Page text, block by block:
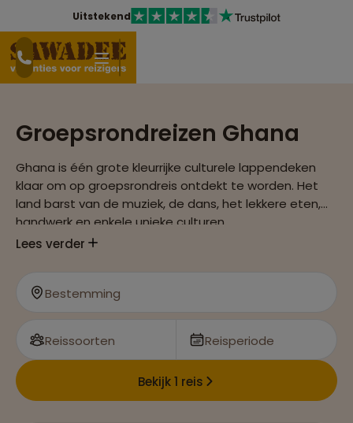
Uitstekend
Groepsrondreizen Ghana
Ghana is één grote kleurrijke culturele lappendeken
klaar om op groepsrondreis ontdekt te worden. Het
land barst van de muziek, de dans, het lekkere eten,
handwerk en enkele unieke culturen.
Lees verder
Bestemming
Reissoorten Reisperiode
Bekijk 1 reis